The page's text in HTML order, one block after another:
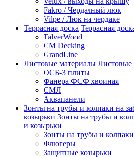
Fakro / Чердачный люк
Vilpe / Люк на чердаке
Террасная доска Террасная
TalverWood
CM Decking
GrandLine
Листовые материалы Листовые
ОСБ-3 плиты
Фанера ФСФ хвойная
СМЛ
Аквапанели
Зонты на трубы и колпаки на
козырьки Зонты на трубы и
и козырьки
Зонты на трубы и колпаки
Флюгеры
Защитные козырьки